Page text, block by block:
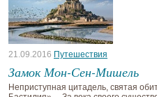
21.09.2016 Путешествия
Замок Мон-Сен-Мишель
Неприступная цитадель, святая